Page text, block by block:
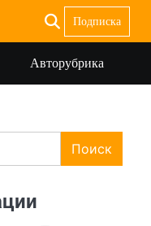
Подписка
Авторубрика
Поиск